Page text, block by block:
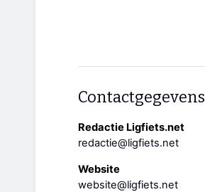
Contactgegevens
Redactie Ligfiets.net
redactie@ligfiets.net
Website
website@ligfiets.net